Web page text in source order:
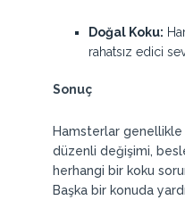
Doğal Koku:
rahatsız edici
Sonuç
Hamsterlar
düzenli değişimi,
herhangi bir koku
Başka bir konuda